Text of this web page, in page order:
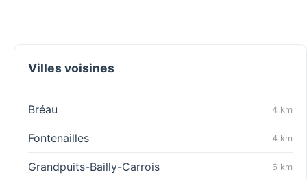
Villes voisines
Bréau 4 km
Fontenailles 4 km
Grandpuits-Bailly-Carrois 6 km